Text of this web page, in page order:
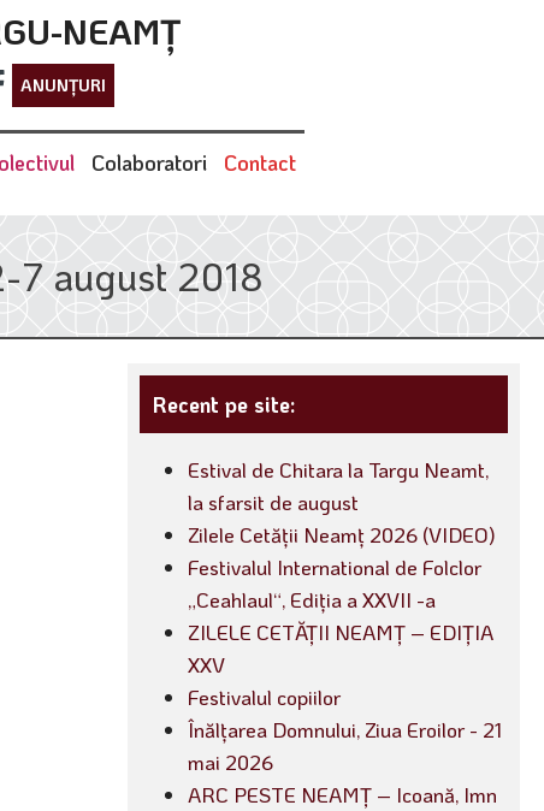
NEAMȚ
ANUNȚURI
Colaboratori Contact
7 august 2018
Recent pe site:
Estival de Chitara la Targu Neamt,
la sfarsit de august
Zilele Cetății Neamț 2026 (VIDEO)
Festivalul International de Folclor
„Ceahlaul“, Ediția a XXVII -a
ZILELE CETĂȚII NEAMȚ – EDIȚIA
XXV
Festivalul copiilor
Înălțarea Domnului, Ziua Eroilor - 21
mai 2026
ARC PESTE NEAMȚ – Icoană, Imn